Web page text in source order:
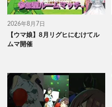
2026年8月7日
【ウマ娘】8月リグヒにむけてル
ムマ開催